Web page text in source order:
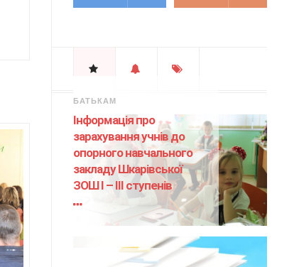
БАТЬКАМ
Інформація про
зарахування учнів до
опорного навчального
закладу Шкарівської
ЗОШ І – ІІІ ступенів